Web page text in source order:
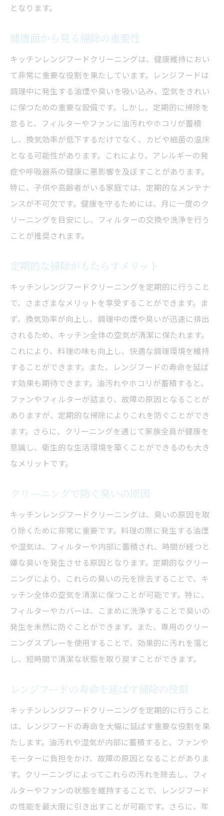
となります。
健康面から見る掃除の重要性
キッチンレンジフードクリーニングは、健康維持におい
て非常に重要な役割を果たしています。レンジフードは
調理中に発生する油煙や臭いを吸い込み、空気をきれい
に保つための重要な設備です。しかし、定期的に掃除を
怠ると、フィルターやファンに油汚れやホコリが蓄積
し、換気効率が低下するだけでなく、カビや細菌の温床
となる可能性があります。これにより、アレルギーの発
症や呼吸器系の健康に悪影響を及ぼすことがあります。
特に、子供や高齢者がいる家庭では、定期的なメンテナ
ンスが不可欠です。健康を守るためには、月に一度のク
リーニングを目安にし、フィルターの交換や洗浄を行う
ことが推奨されます。
定期的な掃除がもたらすメリット
キッチンレンジフードクリーニングを定期的に行うこと
で、さまざまなメリットを享受することができます。ま
ず、換気効率が向上し、調理中の煙や臭いが迅速に排出
されるため、キッチン全体の空気が清潔に保たれます。
これにより、料理の味も向上し、快適な調理環境を維持
することができます。また、レンジフードの寿命を延ば
す効果も期待できます。油汚れやホコリが蓄積すると、
ファンやフィルターが詰まり、故障の原因となることが
ありますが、定期的な掃除によりこれを防ぐことができ
ます。さらに、クリーニングを通じて家族全員が健康を
意識し、衛生的な生活環境を築くことができるのも大き
なメリットです。
クリーニングで防ぐ臭いの原因
キッチンレンジフードクリーニングは、臭いの原因を取
り除くために非常に重要です。料理の際に発生する油煙
や湿気は、フィルターや内部に蓄積され、時間が経つと
嫌な臭いを発生させる原因となります。定期的なクリー
ニングにより、これらの臭いの元を除去することで、キ
ッチン全体の空気を清潔に保つことが可能です。特に、
フィルターやカバーは、こまめに洗浄することで臭いの
発生を未然に防ぐことができます。また、専用のクリー
ニングスプレーを使用することで、効果的に汚れを落と
し、短時間で清潔な状態を取り戻すことができます。
レンジフードの寿命を延ばす掃除の役割
キッチンレンジフードクリーニングを定期的に行うこと
は、レンジフードの寿命を大幅に延ばす重要な役割を果
たします。油汚れや湿気が内部に蓄積すると、ファンや
モーターに負担をかけ、故障の原因となることがありま
す。クリーニングによってこれらの汚れを除去し、フィ
ルターやファンの状態を維持することで、レンジフード
の性能を最大限に引き出すことが可能です。さらに、年